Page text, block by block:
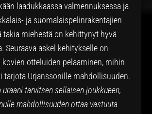
laadukkaassa valmennuksessa ja
ja suomalaispelinrakentajien
takia miehestä on kehittynyt hyvä
Seuraava askel kehitykselle on
otteluiden pelaaminen, mihin
tarjota Urjanssonille mahdollisuuden.
uraani tarvitsen sellaisen joukkueen,
mahdollisuuden ottaa vastuuta